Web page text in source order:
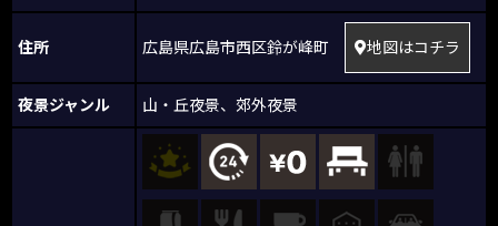
住所 広島県広島市西区鈴が峰町 地図はコチラ
夜景ジャンル 山・丘夜景、 郊外夜景